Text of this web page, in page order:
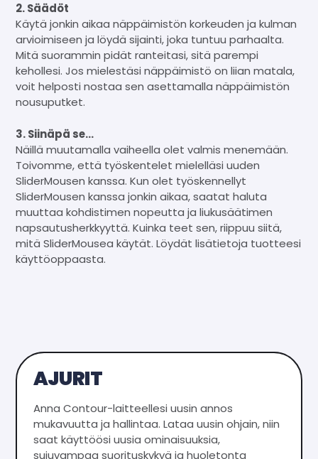
2. Säädöt
Käytä jonkin aikaa näppäimistön korkeuden ja kulman
arvioimiseen ja löydä sijainti, joka tuntuu parhaalta.
Mitä suorammin pidät ranteitasi, sitä parempi
kehollesi. Jos mielestäsi näppäimistö on liian matala,
voit helposti nostaa sen asettamalla näppäimistön
nousuputket.
3. Siinäpä se...
Näillä muutamalla vaiheella olet valmis menemään.
Toivomme, että työskentelet mielelläsi uuden
SliderMousen kanssa. Kun olet työskennellyt
SliderMousen kanssa jonkin aikaa, saatat haluta
muuttaa kohdistimen nopeutta ja liukusäätimen
napsautusherkkyyttä. Kuinka teet sen, riippuu siitä,
mitä SliderMousea käytät. Löydät lisätietoja tuotteesi
käyttöoppaasta.
AJURIT
Anna Contour-laitteellesi uusin annos
mukavuutta ja hallintaa. Lataa uusin ohjain, niin
saat käyttöösi uusia ominaisuuksia,
sujuvampaa suorituskykyä ja huoletonta